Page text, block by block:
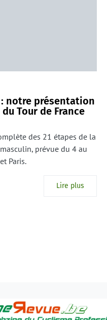
notre présentation
Tour de France
des 21 étapes de la
prévue du 4 au
Paris.
Lire plus